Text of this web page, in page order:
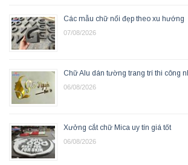
Các mẫu chữ nổi đẹp theo xu hướng
07/08/2026
Chữ Alu dán tường trang trí thi công
06/08/2026
Xưởng cắt chữ Mica uy tín giá tốt
06/08/2026